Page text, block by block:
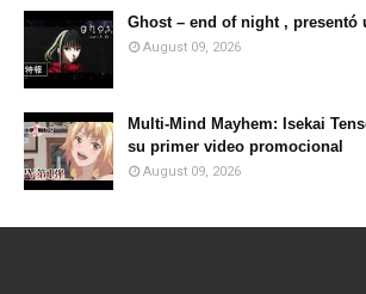
Ghost – end of night , presentó
August 09, 2026
Multi-Mind Mayhem: Isekai
su primer video promocional
August 09, 2026